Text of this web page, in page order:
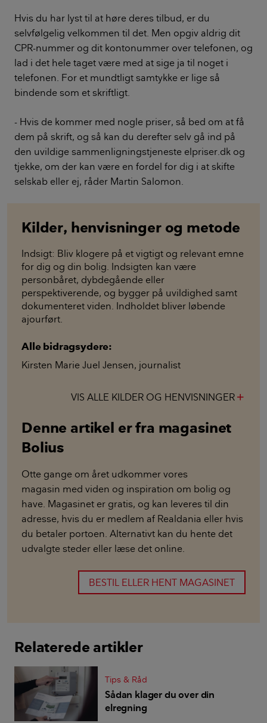
Hvis du har lyst til at høre deres tilbud, er du
selvfølgelig velkommen til det. Men opgiv aldrig dit
CPR-nummer og dit kontonummer over telefonen, og
lad i det hele taget være med at sige ja til noget i
telefonen. For et mundtligt samtykke er lige så
bindende som et skriftligt.
- Hvis de kommer med nogle priser, så bed om at få
dem på skrift, og så kan du derefter selv gå ind på
den uvildige sammenligningstjeneste elpriser.dk og
tjekke, om der kan være en fordel for dig i at skifte
selskab eller ej, råder Martin Salomon.
Kilder, henvisninger og metode
Indsigt: Bliv klogere på et vigtigt og relevant emne
for dig og din bolig. Indsigten kan være
personbåret, dybdegående eller
perspektiverende, og bygger på uvildighed samt
dokumenteret viden. Indholdet bliver løbende
ajourført.
Alle bidragsydere:
Kirsten Marie Juel Jensen, journalist
VIS ALLE KILDER OG HENVISNINGER
Denne artikel er fra magasinet
Bolius
Otte gange om året udkommer vores
magasin med viden og inspiration om bolig og
have. Magasinet er gratis, og kan leveres til din
adresse, hvis du er medlem af Realdania eller hvis
du betaler portoen. Alternativt kan du hente det
udvalgte steder eller læse det online.
BESTIL ELLER HENT MAGASINET
Relaterede artikler
Tips & Råd
Sådan klager du over din
elregning